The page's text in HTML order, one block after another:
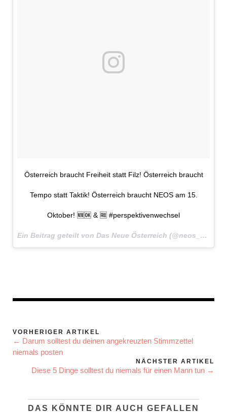
Österreich braucht Freiheit statt Filz! Österreich braucht
Tempo statt Taktik! Österreich braucht NEOS am 15.
Oktober! 🆕🆗 & 🆓 #perspektivenwechsel​
Ein Beitrag geteilt von Das Neue Österreich (@neos_eu) am
VORHERIGER ARTIKEL
← Darum solltest du deinen angekreuzten Stimmzettel
niemals posten
NÄCHSTER ARTIKEL
Diese 5 Dinge solltest du niemals für einen Mann tun →
DAS KÖNNTE DIR AUCH GEFALLEN